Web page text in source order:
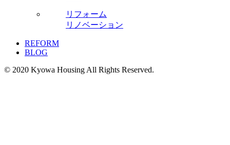
リフォーム
リノベーション
REFORM
BLOG
© 2020 Kyowa Housing All Rights Reserved.